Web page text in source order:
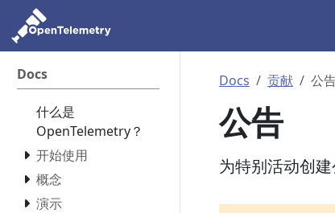
Docs
什么是
OpenTelemetry？
开始使用
概念
演示
Docs 贡献 公
公告
为特别活动创建